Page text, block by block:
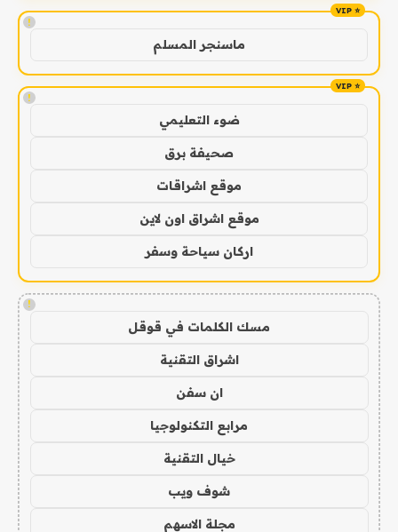
!
ماسنجر المسلم
!
ضوء التعليمي
صحيفة برق
موقع اشراقات
موقع اشراق اون لاين
اركان سياحة وسفر
!
مسك الكلمات في قوقل
اشراق التقنية
ان سفن
مرابع التكنولوجيا
خيال التقنية
شوف ويب
مجلة الاسهم